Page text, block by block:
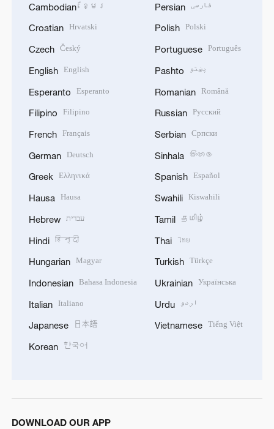
Cambodian ខ្មែរ
Croatian Hrvatski
Czech Český
English English
Esperanto Esperanto
Filipino Filipino
French Français
German Deutsch
Greek Ελληνικά
Hausa Hausa
Hebrew עברית
Hindi हिन्दी
Hungarian Magyar
Indonesian Bahasa Indonesia
Italian Italiano
Japanese 日本語
Korean 한국어
Persian فارسی
Polish Polski
Portuguese Português
Pashto پښتو
Romanian Română
Russian Русский
Serbian Српски
Sinhala සිංහල
Spanish Español
Swahili Kiswahili
Tamil தமிழ்
Thai ไทย
Turkish Türkçe
Ukrainian Українська
Urdu اردو
Vietnamese Tiếng Việt
DOWNLOAD OUR APP